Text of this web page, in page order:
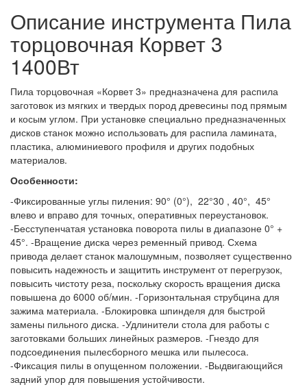
Описание инструмента Пила
торцовочная Корвет 3
1400Вт
Пила торцовочная «Корвет 3» предназначена для распила
заготовок из мягких и твердых пород древесины под прямым
и косым углом. При установке специально предназначенных
дисков станок можно использовать для распила ламината,
пластика, алюминиевого профиля и других подобных
материалов.
Особенности:
-Фиксированные углы пиления: 90° (0°), 22°30 , 40°, 45°
влево и вправо для точных, оперативных переустановок.
-Бесступенчатая установка поворота пилы в диапазоне 0° +
45°. -Вращение диска через ременный привод. Схема
привода делает станок малошумным, позволяет существенно
повысить надежность и защитить инструмент от перегрузок,
повысить чистоту реза, поскольку скорость вращения диска
повышена до 6000 об/мин. -Горизонтальная струбцина для
зажима материала. -Блокировка шпинделя для быстрой
замены пильного диска. -Удлинители стола для работы с
заготовками больших линейных размеров. -Гнездо для
подсоединения пылесборного мешка или пылесоса.
-Фиксация пилы в опущенном положении. -Выдвигающийся
задний упор для повышения устойчивости.